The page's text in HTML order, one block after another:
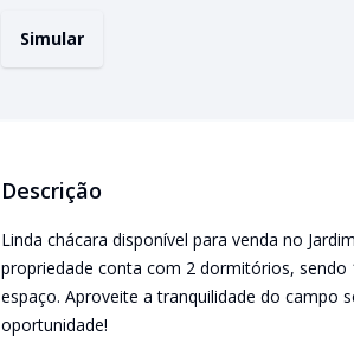
Simular
Descrição
Linda chácara disponível para venda no
propriedade conta com 2 dormitórios,
espaço. Aproveite a tranquilidade do campo
oportunidade!